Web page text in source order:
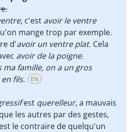
c'est avoir le ventre
mange trop par exemple.
d'avoir un ventre plat. Cela
avoir de la poigne.
ma famille, on a un gros
fils.
EN
est querelleur,a mauvais
les autres par des gestes,
le contraire de quelqu'un